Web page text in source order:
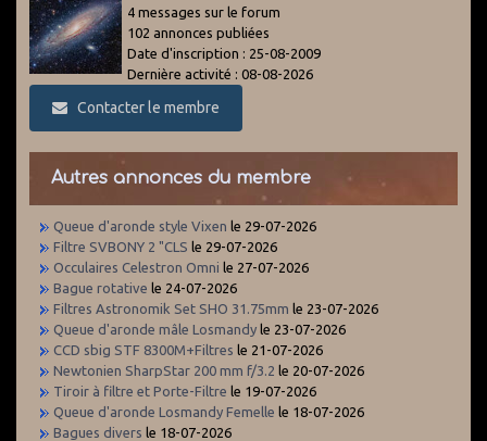
4 messages sur le forum
102 annonces publiées
Date d'inscription : 25-08-2009
Dernière activité : 08-08-2026
Contacter le membre
Autres annonces du membre
Queue d'aronde style Vixen le 29-07-2026
Filtre SVBONY 2 "CLS le 29-07-2026
Occulaires Celestron Omni le 27-07-2026
Bague rotative le 24-07-2026
Filtres Astronomik Set SHO 31.75mm le 23-07-2026
Queue d'aronde mâle Losmandy le 23-07-2026
CCD sbig STF 8300M+Filtres le 21-07-2026
Newtonien SharpStar 200 mm f/3.2 le 20-07-2026
Tiroir à filtre et Porte-Filtre le 19-07-2026
Queue d'aronde Losmandy Femelle le 18-07-2026
Bagues divers le 18-07-2026